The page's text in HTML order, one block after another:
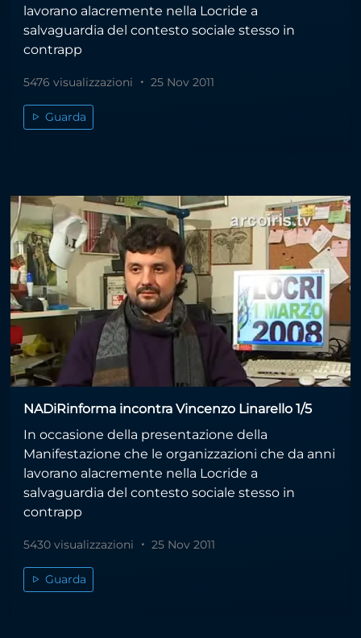
lavorano alacremente nella Locride a
salvaguardia del contesto sociale stesso in
contrapp
5476 visualizzazioni 25 Nov 2011
Guarda
NADiRinforma incontra Vincenzo Linarello 1/5
In occasione della presentazione della
Manifestazione che le organizzazioni che da anni
lavorano alacremente nella Locride a
salvaguardia del contesto sociale stesso in
contrapp
5430 visualizzazioni 25 Nov 2011
Guarda